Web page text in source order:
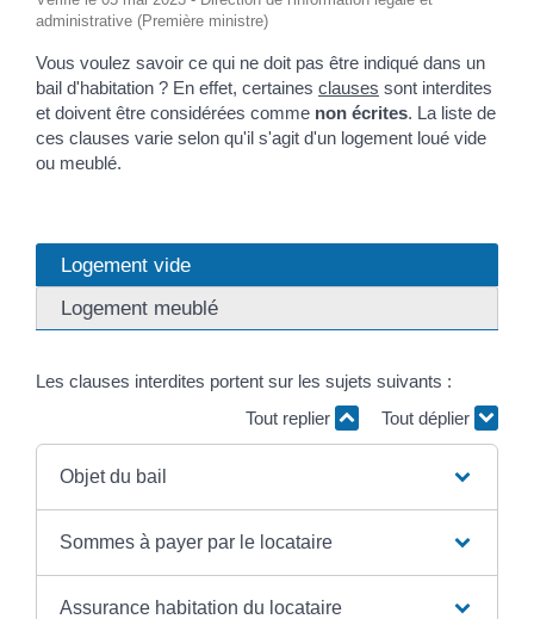
administrative (Première ministre)
Vous voulez savoir ce qui ne doit pas être indiqué dans un
bail d'habitation ? En effet, certaines clauses sont interdites
et doivent être considérées comme non écrites. La liste de
ces clauses varie selon qu'il s'agit d'un logement loué vide
ou meublé.
Logement vide
Logement meublé
Les clauses interdites portent sur les sujets suivants :
Tout replier
Tout déplier
Objet du bail
Sommes à payer par le locataire
Assurance habitation du locataire